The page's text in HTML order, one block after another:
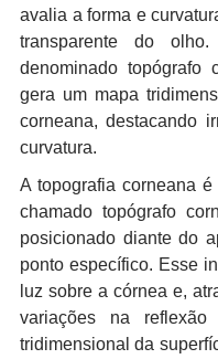
avalia a forma e
transparente do
denominado topógrafo
gera um mapa
corneana, destacando
curvatura.
A topografia corneana
chamado topógrafo
posicionado diante do
ponto específico. Esse
luz sobre a córnea e,
variações na
tridimensional da